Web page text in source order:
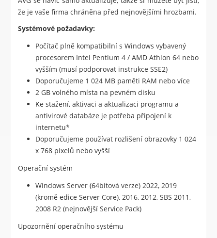
že je vaše firma chráněna před nejnovějšími hrozbami.
Systémové požadavky:
Počítač plně kompatibilní s Windows vybavený
procesorem Intel Pentium 4 / AMD Athlon 64 nebo
vyšším (musí podporovat instrukce SSE2)
Doporučujeme 1 024 MB paměti RAM nebo více
2 GB volného místa na pevném disku
Ke stažení, aktivaci a aktualizaci programu a
antivirové databáze je potřeba připojení k
internetu*
Doporučujeme používat rozlišení obrazovky 1 024
x 768 pixelů nebo vyšší
Operační systém
Windows Server (64bitová verze) 2022, 2019
(kromě edice Server Core), 2016, 2012, SBS 2011,
2008 R2 (nejnovější Service Pack)
Upozornění operačního systému